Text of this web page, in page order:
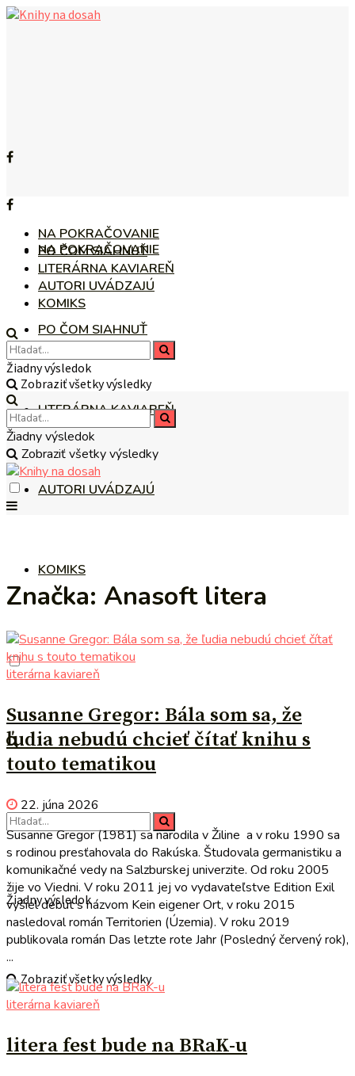
NA POKRAČOVANIE
PO ČOM SIAHNUŤ
LITERÁRNA KAVIAREŇ
AUTORI UVÁDZAJÚ
KOMIKS
Žiadny výsledok
Zobraziť všetky výsledky
NA POKRAČOVANIE
PO ČOM SIAHNUŤ
LITERÁRNA KAVIAREŇ
AUTORI UVÁDZAJÚ
KOMIKS
Žiadny výsledok
Zobraziť všetky výsledky
Žiadny výsledok
Zobraziť všetky výsledky
Značka: Anasoft litera
literárna kaviareň
Susanne Gregor: Bála som sa, že
ľudia nebudú chcieť čítať knihu s
touto tematikou
22. júna 2026
Susanne Gregor (1981) sa narodila v Žiline a v roku 1990 sa
s rodinou presťahovala do Rakúska. Študovala germanistiku a
komunikačné vedy na Salzburskej univerzite. Od roku 2005
žije vo Viedni. V roku 2011 jej vo vydavateľstve Edition Exil
vyšiel debut s názvom Kein eigener Ort, v roku 2015
nasledoval román Territorien (Územia). V roku 2019
publikovala román Das letzte rote Jahr (Posledný červený rok),
...
literárna kaviareň
litera fest bude na BRaK-u